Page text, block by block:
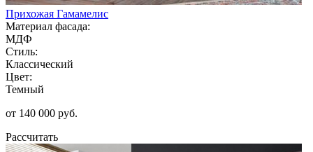
Прихожая Гамамелис
Материал фасада:
МДФ
Стиль:
Классический
Цвет:
Темный
от 140 000 руб.
Рассчитать